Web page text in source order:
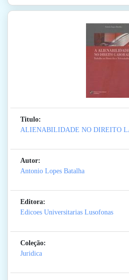
Titulo:
ALIENABILIDADE NO DIREITO
Autor:
Antonio Lopes Batalha
Editora:
Edicoes Universitarias Lusofonas
Coleção:
Juridica